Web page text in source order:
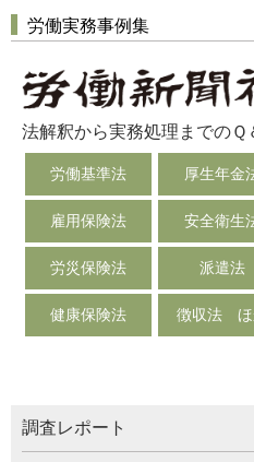
労働実務事例集
法解釈から実務処理までの
労働基準法 厚生年金
雇用保険法 安全衛生
労災保険法 派遣法
健康保険法 徴収法 ほ
調査レポート